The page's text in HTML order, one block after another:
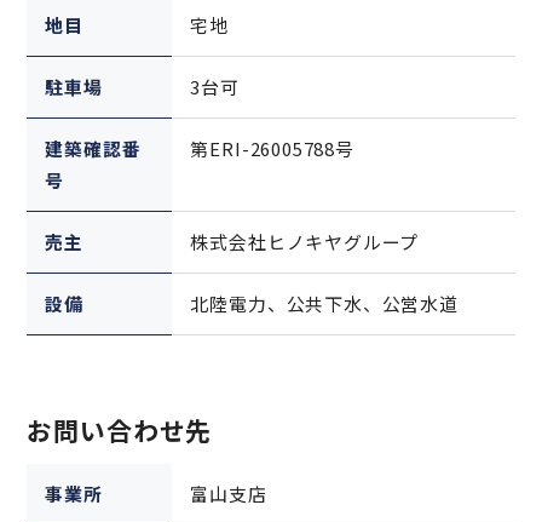
地目 宅地
駐車場 3台可
建築確認番
号
第ERI-26005788号
売主 株式会社ヒノキヤグループ
設備 北陸電力、公共下水、公営水道
お問い合わせ先
事業所 富山支店